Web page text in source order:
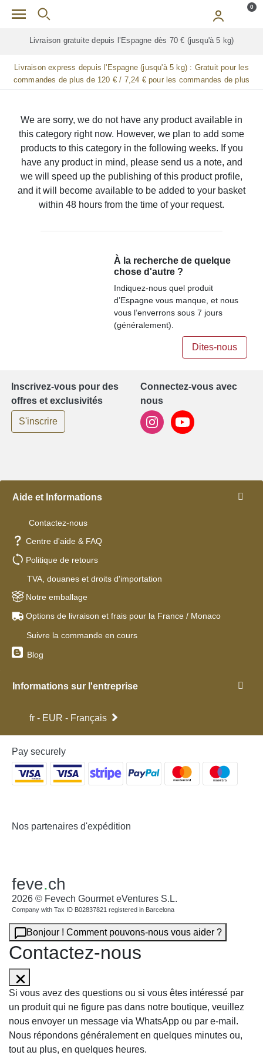
Skip to main content 0
Livraison gratuite depuis l’Espagne dès 70 € (jusqu'à 5 kg)
Livraison express depuis l'Espagne (jusqu'à 5 kg) : Gratuit pour les
commandes de plus de 120 € / 7,24 € pour les commandes de plus
de 90 € / 14,48 € pour les commandes de plus de 60 € / 21,72 € pour
We are sorry, we do not have any product available in
this category right now. However, we plan to add some
products to this category in the following weeks. If you
have any product in mind, please send us a note, and
we will speed up the publishing of this product profile,
and it will become available to be added to your basket
within 48 hours from the time of your request.
À la recherche de quelque
chose d'autre ?
Indiquez-nous quel produit
d’Espagne vous manque, et nous
vous l’enverrons sous 7 jours
(généralement).
Dites-nous
Inscrivez-vous pour des
offres et exclusivités
S'inscrire
Connectez-vous avec
nous
Aide et Informations
Contactez-nous
Centre d'aide & FAQ
Politique de retours
TVA, douanes et droits d'importation
Notre emballage
Options de livraison et frais pour la France / Monaco
Suivre la commande en cours
Blog
Informations sur l'entreprise
fr - EUR - Français
Pay securely
Nos partenaires d'expédition
feve.ch
2026 © Fevech Gourmet eVentures S.L.
Company with Tax ID B02837821 registered in Barcelona
Bonjour ! Comment pouvons-nous vous aider ?
Contactez-nous
Si vous avez des questions ou si vous êtes intéressé par
un produit qui ne figure pas dans notre boutique, veuillez
nous envoyer un message via WhatsApp ou par e-mail.
Nous répondons généralement en quelques minutes ou,
tout au plus, en quelques heures.